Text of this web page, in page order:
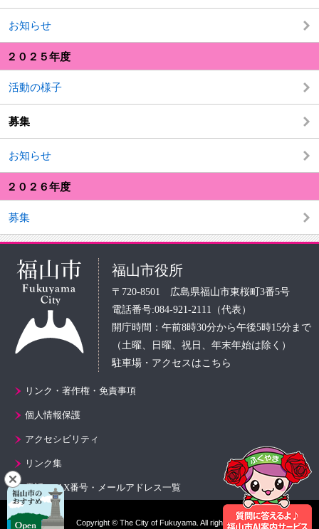
お知らせ
２０２５年度
活動の様子
募集
お知らせ
２０２６年度
募集
福山市役所
〒720-8501 広島県福山市東桜町3番5号
電話番号:084-921-2111（代表）
開庁時間：午前8時30分から午後5時15分まで
（土曜、日曜、祝日、年末年始は除く）
駐車場・アクセスはこちら
リンク・著作権・免責事項
個人情報保護
アクセシビリティ
リンク集
電話・FAX番号・メールアドレス一覧
Copyright © The City of Fukuyama. All rights reserved.